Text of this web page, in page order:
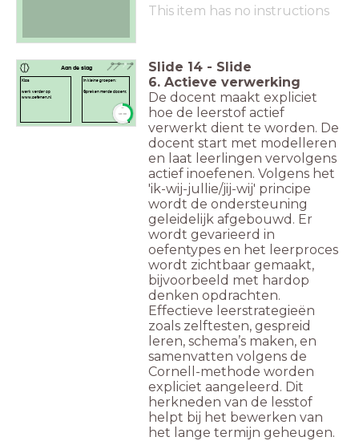
This item has no instructions
Aan de slag
Klas
werk verder op
www.oefenen.nl
In kleine groepen:
Spreken met de docent.
10:00
Slide 14 - Slide
6. Actieve verwerking
De docent maakt expliciet
hoe de leerstof actief
verwerkt dient te worden. De
docent start met modelleren
en laat leerlingen vervolgens
actief inoefenen. Volgens het
'ik-wij-jullie/jij-wij' principe
wordt de ondersteuning
geleidelijk afgebouwd. Er
wordt gevarieerd in
oefentypes en het leerproces
wordt zichtbaar gemaakt,
bijvoorbeeld met hardop
denken opdrachten.
Effectieve leerstrategieën
zoals zelftesten, gespreid
leren, schema’s maken, en
samenvatten volgens de
Cornell-methode worden
expliciet aangeleerd. Dit
herkneden van de lesstof
helpt bij het bewerken van
het lange termijn geheugen.